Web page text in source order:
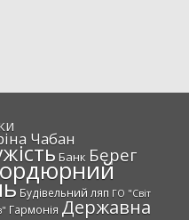
Чабан
Банк Берег
Будівельний ляп ГО "Світ
Гармонія Державна